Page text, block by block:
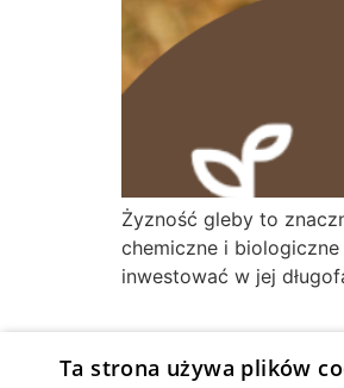
Żyzność gleby to
chemiczne i
inwestować w jej
Ta strona używa plików